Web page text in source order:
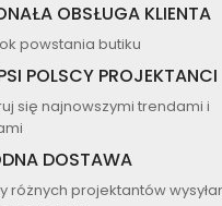
OBSŁUGA KLIENTA
powstania butiku
POLSCY PROJEKTANCI
się najnowszymi trendami i
DOSTAWA
różnych projektantów